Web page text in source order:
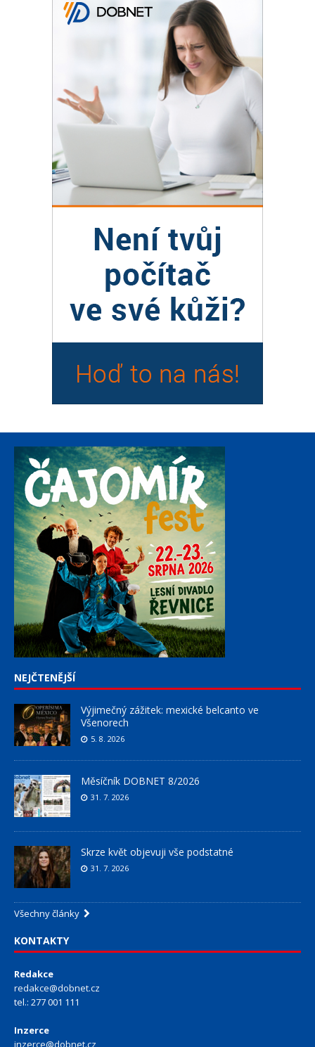
NEJČTENĚJŠÍ
Výjimečný zážitek: mexické belcanto ve
Všenorech
5. 8. 2026
Měsíčník DOBNET 8/2026
31. 7. 2026
Skrze květ objevuji vše podstatné
31. 7. 2026
Všechny články
KONTAKTY
Redakce
redakce@dobnet.cz
tel.: 277 001 111
Inzerce